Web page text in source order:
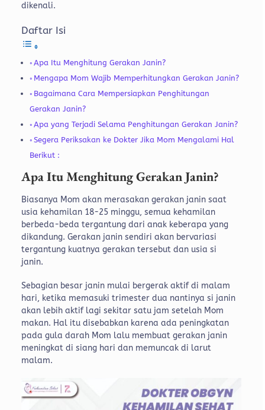
dikenali.
Daftar Isi
Apa Itu Menghitung Gerakan Janin?
Mengapa Mom Wajib Memperhitungkan Gerakan Janin?
Bagaimana Cara Mempersiapkan Penghitungan
Gerakan Janin?
Apa yang Terjadi Selama Penghitungan Gerakan Janin?
Segera Periksakan ke Dokter Jika Mom Mengalami Hal
Berikut :
Apa Itu Menghitung Gerakan Janin?
Biasanya Mom akan merasakan gerakan janin saat
usia kehamilan 18-25 minggu, semua kehamilan
berbeda-beda tergantung dari anak keberapa yang
dikandung. Gerakan janin sendiri akan bervariasi
tergantung kuatnya gerakan tersebut dan usia si
janin.
Sebagian besar janin mulai bergerak aktif di malam
hari, ketika memasuki trimester dua nantinya si janin
akan lebih aktif lagi sekitar satu jam setelah Mom
makan. Hal itu disebabkan karena ada peningkatan
pada gula darah Mom lalu membuat gerakan janin
meningkat di siang hari dan memuncak di larut
malam.